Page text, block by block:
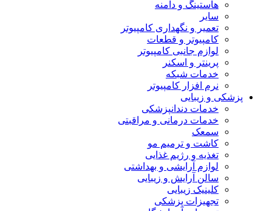
هاستینگ و دامنه
سایر
تعمیر و نگهداری کامپیوتر
کامپیوتر و قطعات
لوازم جانبی کامپیوتر
پرینتر و اسکنر
خدمات شبکه
نرم افزار کامپیوتر
پزشکی و زیبایی
خدمات دندانپزشکی
خدمات درمانی و مراقبتی
سمعک
کاشت و ترمیم مو
تغذیه و رژیم غذایی
لوازم آرایشی و بهداشتی
سالن آرایش و زیبایی
کلینیک زیبایی
تجهیزات پزشکی